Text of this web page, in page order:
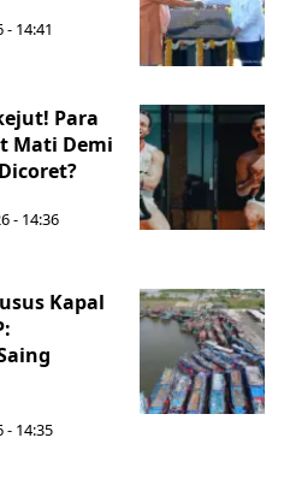
- 14:41
Para
Mati Demi
- 14:36
Kapal
- 14:35